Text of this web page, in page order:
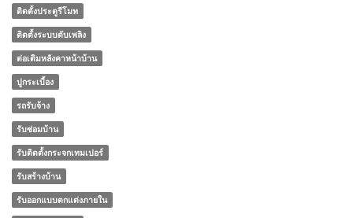
ติดตั้งประตูรีโมท
ติดตั้งระบบดับเพลิง
ต่อเติมหลังคาหน้าบ้าน
ปูกระเบื้อง
รถรับจ้าง
รับซ่อมบ้าน
รับติดตั้งกระจกเทมเปอร์
รับสร้างบ้าน
รับออกแบบตกแต่งภายใน